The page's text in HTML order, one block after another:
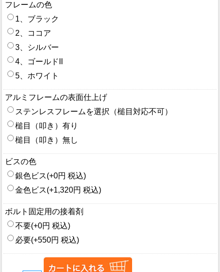
フレームの色
1、ブラック
2、ココア
3、シルバー
4、ゴールドII
5、ホワイト
アルミフレームの表面仕上げ
ステンレスフレームを選択（槌目対応不可）
槌目（叩き）有り
槌目（叩き）無し
ビスの色
銀色ビス(+0円 税込)
金色ビス(+1,320円 税込)
ボルト固定用の接着剤
不要(+0円 税込)
必要(+550円 税込)